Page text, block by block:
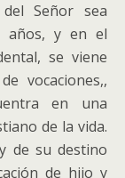
Señor sea
años, y en el
se viene
vocaciones,,
en una
de la vida.
de su destino
de hijo y